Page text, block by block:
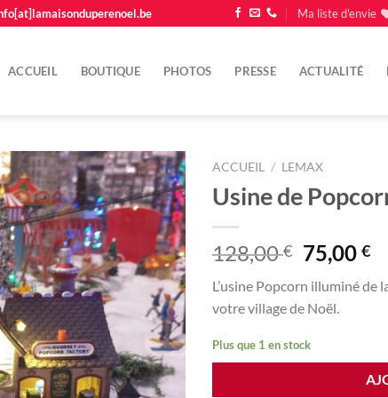
Ma liste d'envie
ACCUEIL BOUTIQUE PHOTOS PRESSE ACTUALITÉ
Ajouter
à la
liste
d'envie
ACCUEIL / LEMAX
Usine de
128,00€ Le
prix
initial
était :
128,00 €.
75,00€Le
L’usine Popcorn illuminé de
votre village de Noël.
Plus que 1 en stock